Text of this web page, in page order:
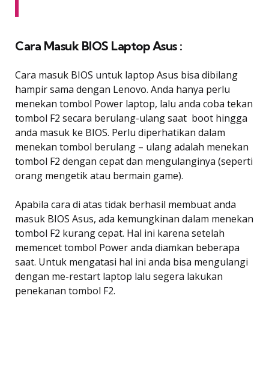
Cara Masuk BIOS Laptop Asus :
Cara masuk BIOS untuk laptop Asus bisa dibilang
hampir sama dengan Lenovo. Anda hanya perlu
menekan tombol Power laptop, lalu anda coba tekan
tombol F2 secara berulang-ulang saat boot hingga
anda masuk ke BIOS. Perlu diperhatikan dalam
menekan tombol berulang – ulang adalah menekan
tombol F2 dengan cepat dan mengulanginya (seperti
orang mengetik atau bermain game).
Apabila cara di atas tidak berhasil membuat anda
masuk BIOS Asus, ada kemungkinan dalam menekan
tombol F2 kurang cepat. Hal ini karena setelah
memencet tombol Power anda diamkan beberapa
saat. Untuk mengatasi hal ini anda bisa mengulangi
dengan me-restart laptop lalu segera lakukan
penekanan tombol F2.